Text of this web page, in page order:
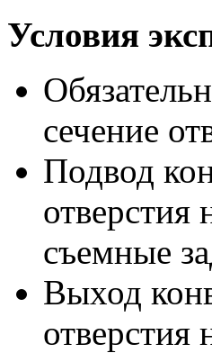
Условия
сечение
Подвод
отверстия
съемные
Выход
отверстия